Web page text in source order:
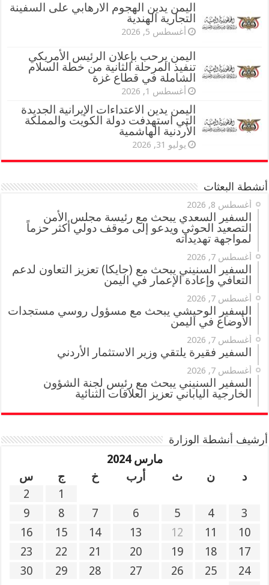
اليمن يدين الهجوم الارهابي على السفينة
التجارية الهندية
أغسطس 5, 2026
اليمن يرحب بإعلان الرئيس الأمريكي
تنفيذ المرحلة الثانية من خطة السلام
الشاملة في قطاع غزة
أغسطس 1, 2026
اليمن يدين الاعتداءات الإيرانية الجديدة
التي استهدفت دولة الكويت والمملكة
الأردنية الهاشمية
يوليو 31, 2026
أنشطة البعثات
أغسطس 8, 2026
السفير السعدي يبحث مع رئيسة مجلس الأمن
التصعيد الحوثي ويدعو إلى موقف دولي أكثر حزماً
لمواجهة تهديداته
أغسطس 7, 2026
السفير السنيني يبحث مع (جايكا) تعزيز التعاون لدعم
التعافي وإعادة الإعمار في اليمن
أغسطس 7, 2026
السفير الوحيشي يبحث مع مسؤول روسي مستجدات
الأوضاع في اليمن
أغسطس 7, 2026
السفير فقيرة يلتقي وزير الاستثمار الأردني
أغسطس 7, 2026
السفير السنيني يبحث مع رئيس لجنة الشؤون
الخارجية الياباني تعزيز العلاقات الثنائية
أرشيف أنشطة الوزارة
مارس 2024
د
ن ث أرب خ ج
س
1
2
3
4
5
6
7
8
9
10
11
12
13
14
15
16
17
18
19
20
21
22
23
24
25
26
27
28
29
30